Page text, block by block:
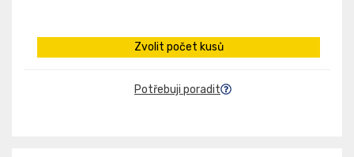
Zvolit počet kusů
Potřebuji poradit